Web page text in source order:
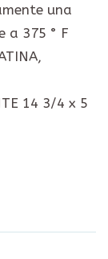
una
a 375 ° F
14 3/4 x 5